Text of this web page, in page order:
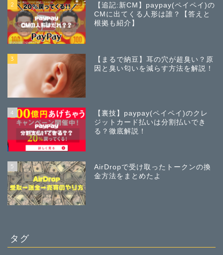
2
【追記:新CM】paypay(ペイペイ)の
CMに出てくる人形は誰？【答えと
根拠も紹介】
3
【まるで納豆】耳の穴が超臭い？原
因と臭い匂いを減らす方法を解説！
4
【裏技】paypay(ペイペイ)のクレ
ジットカード払いは分割払いでき
る？徹底解説！
5
AirDropで受け取ったトークンの換
金方法をまとめたよ
タグ